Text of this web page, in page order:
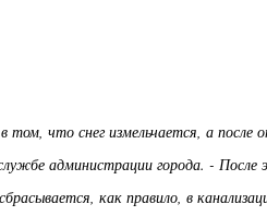
что снег измельчается, а после
администрации города. - После
как правило, в